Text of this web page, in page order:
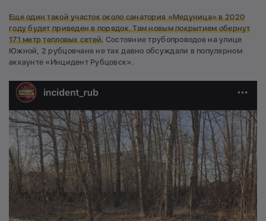
Еще один такой участок около санатория «Медуница» в 2020
году будет приведен в порядок. Там новым покрытием обернут
171 метр тепловых сетей. Состояние трубопроводов на улице
Южной, 2 рубцовчане не так давно обсуждали в популярном
аккаунте «Инцидент Рубцовск».